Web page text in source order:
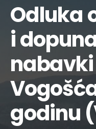
Odluka
i
godinu